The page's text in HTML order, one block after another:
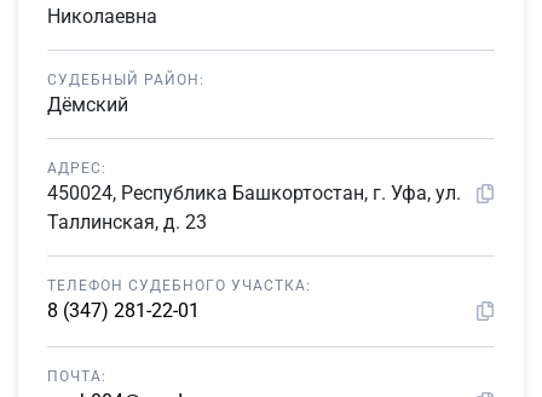
Николаевна
СУДЕБНЫЙ РАЙОН:
Дёмский
АДРЕС:
450024, Республика Башкортостан, г. Уфа, ул.
Таллинская, д. 23
ТЕЛЕФОН СУДЕБНОГО УЧАСТКА:
8 (347) 281-22-01
ПОЧТА: